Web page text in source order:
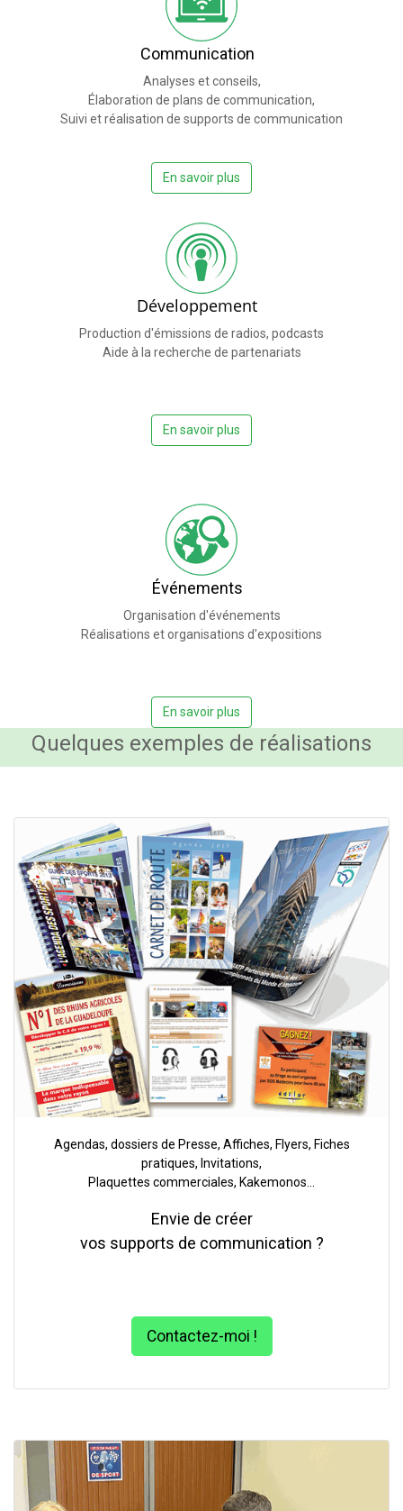
Communication
Analyses et conseils,
Élaboration de plans de communication,
Suivi et réalisation de supports de communication
En savoir plus
Développement
Production d'émissions de radios, podcasts
Aide à la recherche de partenariats
En savoir plus
Événements
Organisation d'événements
Réalisations et organisations d'expositions
En savoir plus
Quelques exemples de réalisations
Agendas, dossiers de Presse, Affiches, Flyers, Fiches
pratiques, Invitations,
Plaquettes commerciales, Kakemonos...
Envie de créer
vos supports de communication ?
Contactez-moi !